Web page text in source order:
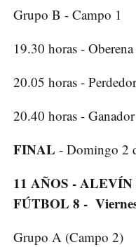
Grupo B - Campo 1
19.30 horas -
20.05 horas -
20.40 horas -
FINAL - Domingo 2
11 AÑOS -
FÚTBOL 8 -
Grupo A (Campo 2)